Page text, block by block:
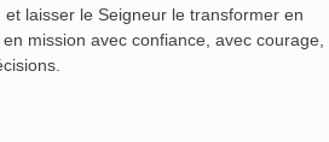
laisser le Seigneur le transformer en
mission avec confiance, avec courage,